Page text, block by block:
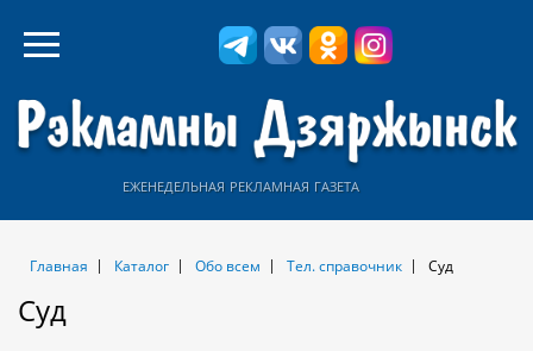
еженедельная рекламная газета
Главная Каталог Обо всем Тел. справочник Суд
Суд